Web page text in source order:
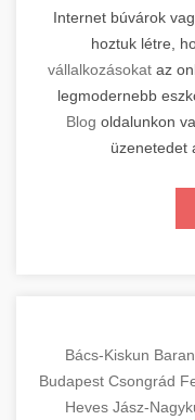
Internet búvárok
hoztuk létre,
vállalkozásokat az
legmodernebb
Blog oldalunkon
üzenetedet
Bács-Kiskun
Budapest Csongrád
Heves Jász-